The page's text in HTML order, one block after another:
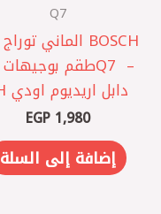
Q7
دابل اريديوم اودي H*
EGP1,980
إضافة إلى السلة